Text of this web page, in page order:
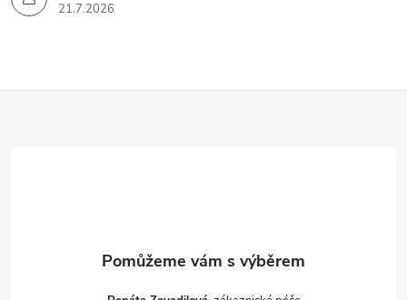
21.7.2026